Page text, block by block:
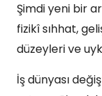
Şimdi yeni bir
fizikî sıhhat,
düzeyleri ve
İş dünyası